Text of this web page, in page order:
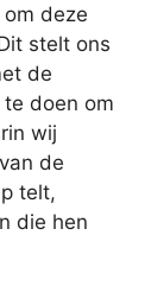
deze
stelt ons
de
doen om
wij
de
telt,
die hen